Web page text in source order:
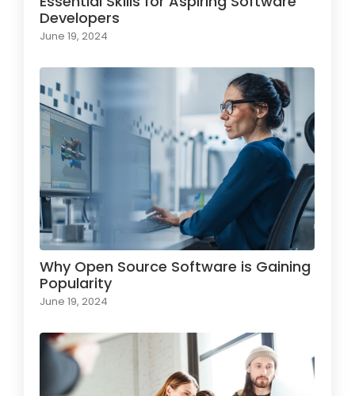
Developers
June 19, 2024
Why Open Source Software is Gaining
Popularity
June 19, 2024